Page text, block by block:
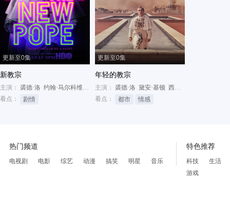
更新至0集
新教宗
主演： 裘德·洛 约翰·马尔科维奇
西尔维奥·奥兰多
看点：
剧情
更新至0集
年轻的教宗
主演： 裘德·洛 黛安·基顿 西尔维奥·奥兰多
看点：
都市 情感
热门频道
电视剧 电影 综艺 动漫 搞笑 明星 音乐
特色推荐
科技
生活
游戏